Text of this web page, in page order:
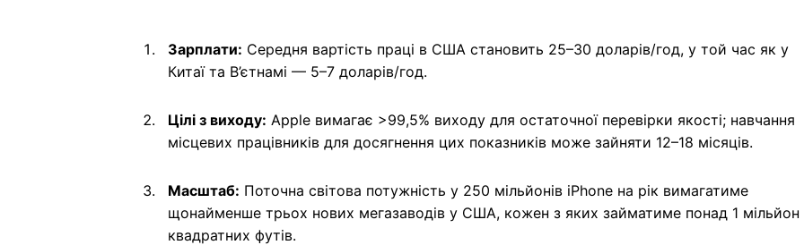
Зарплати: Середня вартість праці в США становить 25–30 доларів/год, у той час як у
Китаї та В’єтнамі — 5–7 доларів/год.
Цілі з виходу: Apple вимагає >99,5% виходу для остаточної перевірки якості; навчання
місцевих працівників для досягнення цих показників може зайняти 12–18 місяців.
Масштаб: Поточна світова потужність у 250 мільйонів iPhone на рік вимагатиме
щонайменше трьох нових мегазаводів у США, кожен з яких займатиме понад 1 мільйон
квадратних футів.